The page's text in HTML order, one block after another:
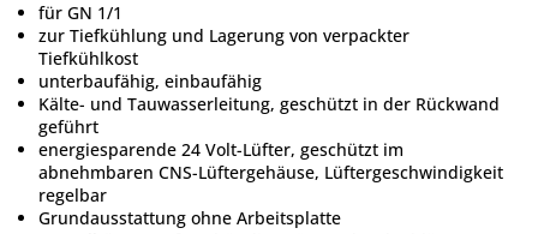
für GN 1/1
zur Tiefkühlung und Lagerung von verpackter
Tiefkühlkost
unterbaufähig, einbaufähig
Kälte- und Tauwasserleitung, geschützt in der Rückwand
geführt
energiesparende 24 Volt-Lüfter, geschützt im
abnehmbaren CNS-Lüftergehäuse, Lüftergeschwindigkeit
regelbar
Grundausstattung ohne Arbeitsplatte